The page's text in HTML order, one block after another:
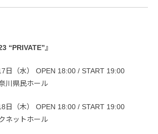
“PRIVATE”』
日（水） OPEN 18:00 / START 19:00
川県民ホール
日（木） OPEN 18:00 / START 19:00
ネットホール